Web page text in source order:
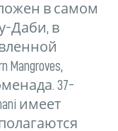
в самом
Даби, в
37-
имеет